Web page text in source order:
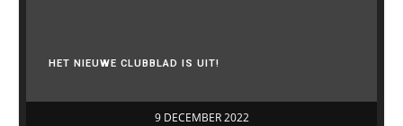
9 DECEMBER 2022
HET NIEUWE CLUBBLAD IS UIT!